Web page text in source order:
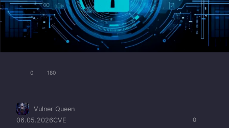
0 180
0
Vulner Queen
06.05.2026CVE